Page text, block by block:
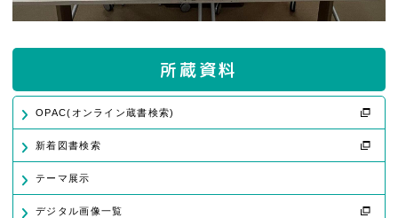
所蔵資料
OPAC(オンライン蔵書検索)
新着図書検索
テーマ展示
デジタル画像一覧